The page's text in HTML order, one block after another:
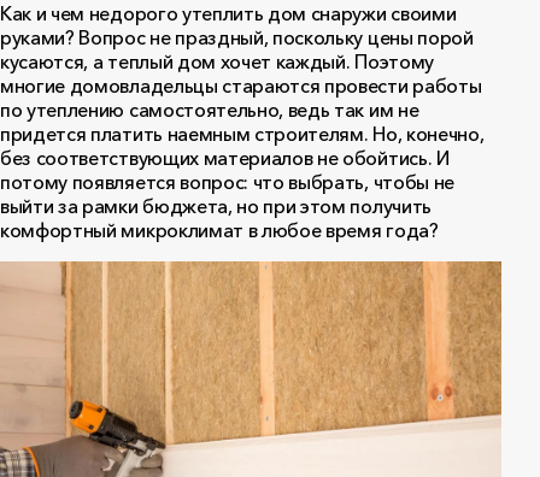
Как и чем недорого утеплить дом снаружи своими
руками? Вопрос не праздный, поскольку цены порой
кусаются, а теплый дом хочет каждый. Поэтому
многие домовладельцы стараются провести работы
по утеплению самостоятельно, ведь так им не
придется платить наемным строителям. Но, конечно,
без соответствующих материалов не обойтись. И
потому появляется вопрос: что выбрать, чтобы не
выйти за рамки бюджета, но при этом получить
комфортный микроклимат в любое время года?